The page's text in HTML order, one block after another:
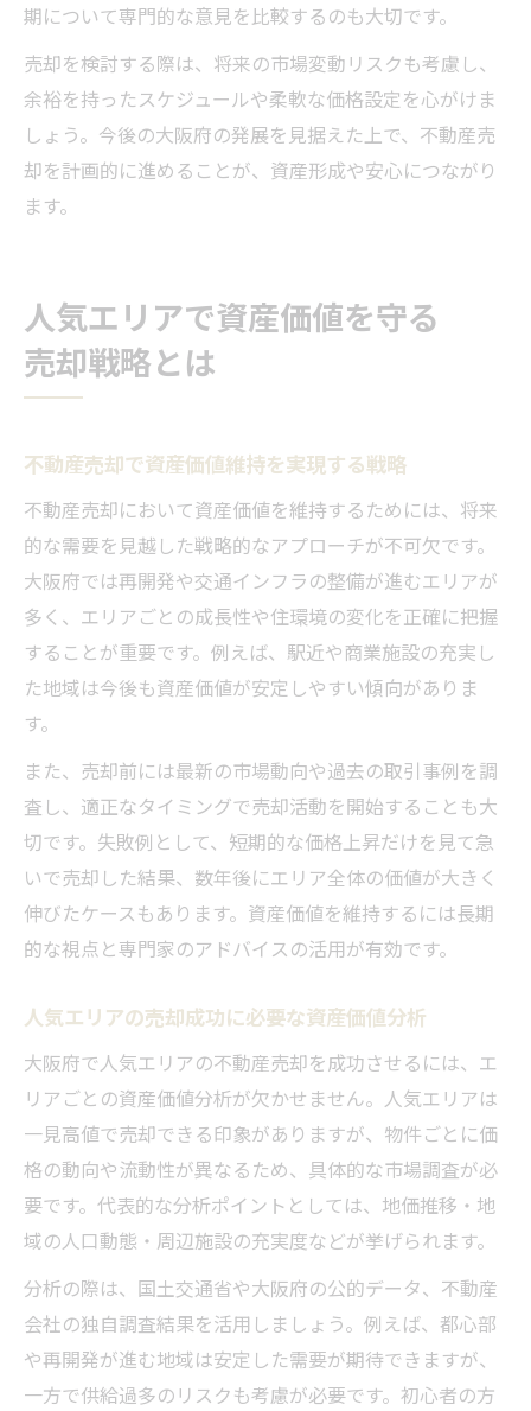
期について専門的な意見を比較するのも大切です。
売却を検討する際は、将来の市場変動リスクも考慮し、
余裕を持ったスケジュールや柔軟な価格設定を心がけま
しょう。今後の大阪府の発展を見据えた上で、不動産売
却を計画的に進めることが、資産形成や安心につながり
ます。
人気エリアで資産価値を守る
売却戦略とは
不動産売却で資産価値維持を実現する戦略
不動産売却において資産価値を維持するためには、将来
的な需要を見越した戦略的なアプローチが不可欠です。
大阪府では再開発や交通インフラの整備が進むエリアが
多く、エリアごとの成長性や住環境の変化を正確に把握
することが重要です。例えば、駅近や商業施設の充実し
た地域は今後も資産価値が安定しやすい傾向がありま
す。
また、売却前には最新の市場動向や過去の取引事例を調
査し、適正なタイミングで売却活動を開始することも大
切です。失敗例として、短期的な価格上昇だけを見て急
いで売却した結果、数年後にエリア全体の価値が大きく
伸びたケースもあります。資産価値を維持するには長期
的な視点と専門家のアドバイスの活用が有効です。
人気エリアの売却成功に必要な資産価値分析
大阪府で人気エリアの不動産売却を成功させるには、エ
リアごとの資産価値分析が欠かせません。人気エリアは
一見高値で売却できる印象がありますが、物件ごとに価
格の動向や流動性が異なるため、具体的な市場調査が必
要です。代表的な分析ポイントとしては、地価推移・地
域の人口動態・周辺施設の充実度などが挙げられます。
分析の際は、国土交通省や大阪府の公的データ、不動産
会社の独自調査結果を活用しましょう。例えば、都心部
や再開発が進む地域は安定した需要が期待できますが、
一方で供給過多のリスクも考慮が必要です。初心者の方